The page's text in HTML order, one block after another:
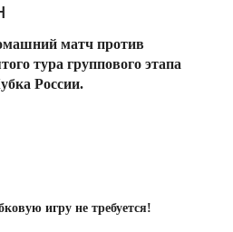
матч против
тура группового этапа
России.
игру не требуется!